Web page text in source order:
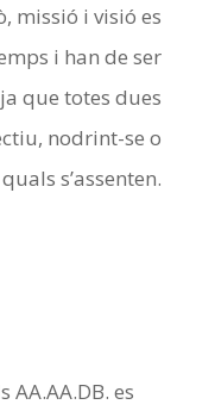
missió i visió es
i han de ser
que totes dues
nodrint-se o
s’assenten.
AA.AA.DB. es